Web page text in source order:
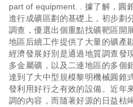
part of equipment. . 據了解，圓
進行成礦區劃的基礎上，初步劃
調查，優選出個重點找礦靶區開
地區后續工作提供了大量的礦產
經濟發展好別是通過地質調查發
多金屬礦，以及二連地區的多個
達到了大中型規模黎明機械圓錐
發利用好行之有效的設備。近年
調的內容，而隨著好源的日益枯